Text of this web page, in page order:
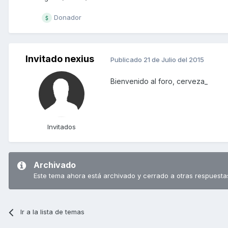
Donador
Invitado nexius
Invitados
Publicado 21 de Julio del 2015
Bienvenido al foro, cerveza_
Archivado
Este tema ahora está archivado y cerrado a otras
Ir a la lista de temas